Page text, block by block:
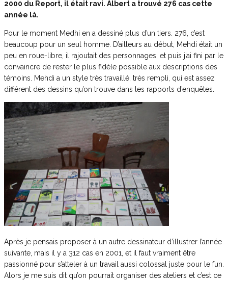
2000 du Report, il était ravi. Albert a trouvé 276 cas cette
année là.
Pour le moment Medhi en a dessiné plus d’un tiers. 276, c’est
beaucoup pour un seul homme. D’ailleurs au début, Mehdi était un
peu en roue-libre, il rajoutait des personnages, et puis j’ai fini par le
convaincre de rester le plus fidèle possible aux descriptions des
témoins. Mehdi a un style très travaillé, très rempli, qui est assez
différent des dessins qu’on trouve dans les rapports d’enquêtes.
Après je pensais proposer à un autre dessinateur d’illustrer l’année
suivante, mais il y a 312 cas en 2001, et il faut vraiment être
passionné pour s’atteler à un travail aussi colossal juste pour le fun.
Alors je me suis dit qu’on pourrait organiser des ateliers et c’est ce